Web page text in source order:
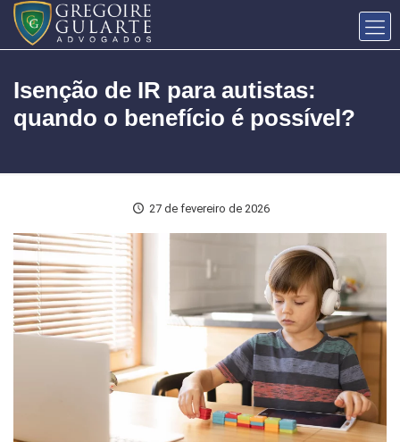
Isenção de IR para autistas:
quando o benefício é possível?
27 de fevereiro de 2026